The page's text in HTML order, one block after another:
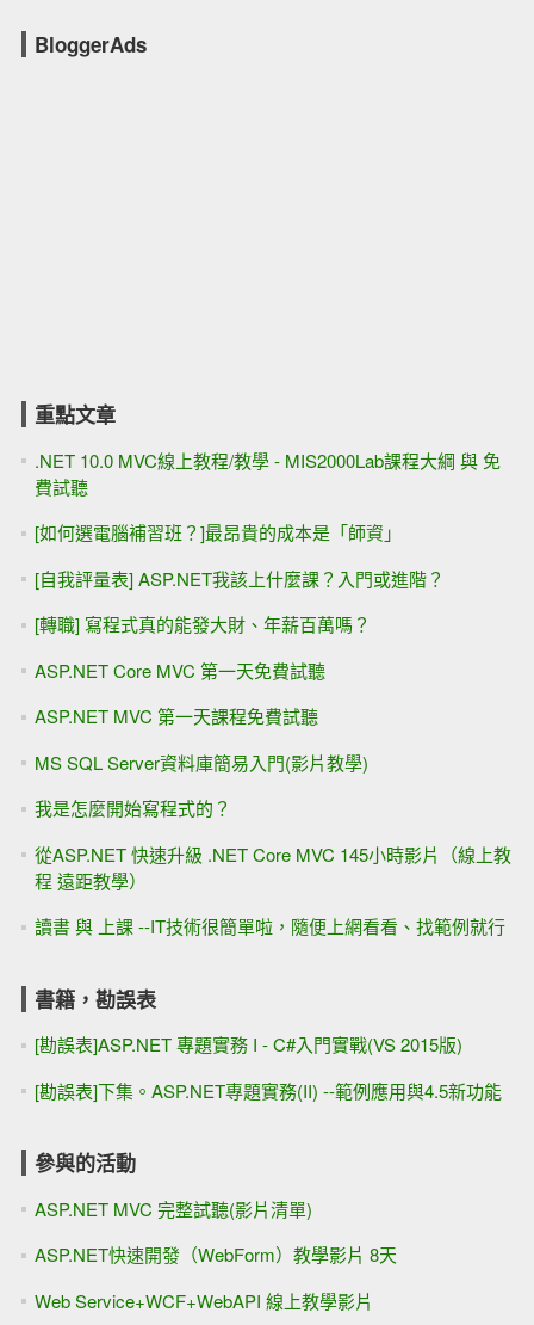
BloggerAds
重點文章
.NET 10.0 MVC線上教程/教學 - MIS2000Lab課程大綱 與 免
費試聽
[如何選電腦補習班？]最昂貴的成本是「師資」
[自我評量表] ASP.NET我該上什麼課？入門或進階？
[轉職] 寫程式真的能發大財、年薪百萬嗎？
ASP.NET Core MVC 第一天免費試聽
ASP.NET MVC 第一天課程免費試聽
MS SQL Server資料庫簡易入門(影片教學)
我是怎麼開始寫程式的？
從ASP.NET 快速升級 .NET Core MVC 145小時影片（線上教
程 遠距教學）
讀書 與 上課 --IT技術很簡單啦，隨便上網看看、找範例就行
書籍，勘誤表
[勘誤表]ASP.NET 專題實務 I - C#入門實戰(VS 2015版)
[勘誤表]下集。ASP.NET專題實務(II) --範例應用與4.5新功能
參與的活動
ASP.NET MVC 完整試聽(影片清單)
ASP.NET快速開發（WebForm）教學影片 8天
Web Service+WCF+WebAPI 線上教學影片